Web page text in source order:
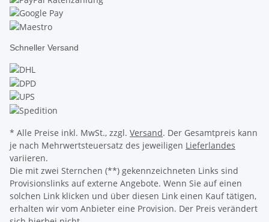
Schneller Versand
* Alle Preise inkl. MwSt., zzgl. Versand. Der Gesamtpreis kann
je nach Mehrwertsteuersatz des jeweiligen Lieferlandes
variieren.
Die mit zwei Sternchen (**) gekennzeichneten Links sind
Provisionslinks auf externe Angebote. Wenn Sie auf einen
solchen Link klicken und über diesen Link einen Kauf tätigen,
erhalten wir vom Anbieter eine Provision. Der Preis verändert